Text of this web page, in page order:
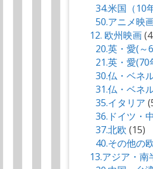
34.米国（10
50.アニメ映
12. 欧州映画
20.英・愛(～
21.英・愛(70
30.仏・ベネ
31.仏・ベネ
35.イタリア
36.ドイツ・
37.北欧 (15)
40.その他の
13.アジア・南